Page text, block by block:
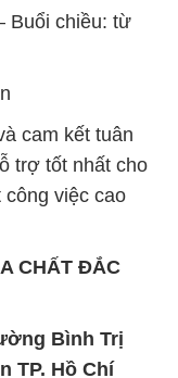
Buổi chiều: từ
cam kết tuân
trợ tốt nhất cho
công việc cao
CHẤT ĐẮC
Bình Trị
TP. Hồ Chí